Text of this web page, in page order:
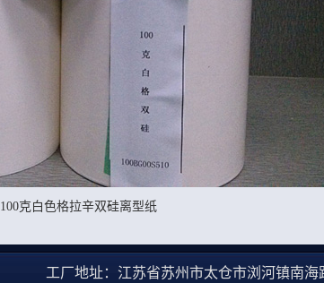
100克白色格拉辛双硅离型纸
工厂地址：江苏省苏州市太仓市浏河镇南海